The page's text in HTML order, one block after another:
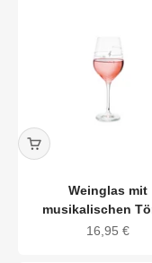
Weinglas mit
musikalischen
Angebot
16,95 €